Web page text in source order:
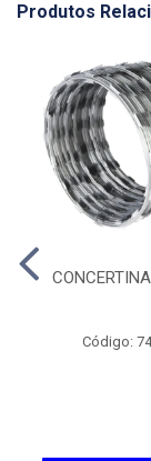
Produtos
Código: